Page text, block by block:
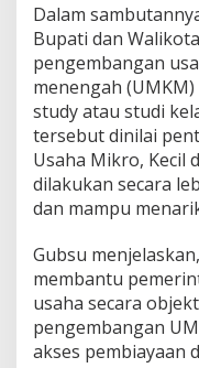
Dalam
Bupati dan
pengembangan
menengah
study atau studi
tersebut dinilai
Usaha Mikro, Kecil
dilakukan secara
dan mampu
Gubsu
membantu
usaha secara
pengembangan
akses pembiayaan